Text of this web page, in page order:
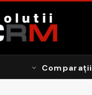
Comparații